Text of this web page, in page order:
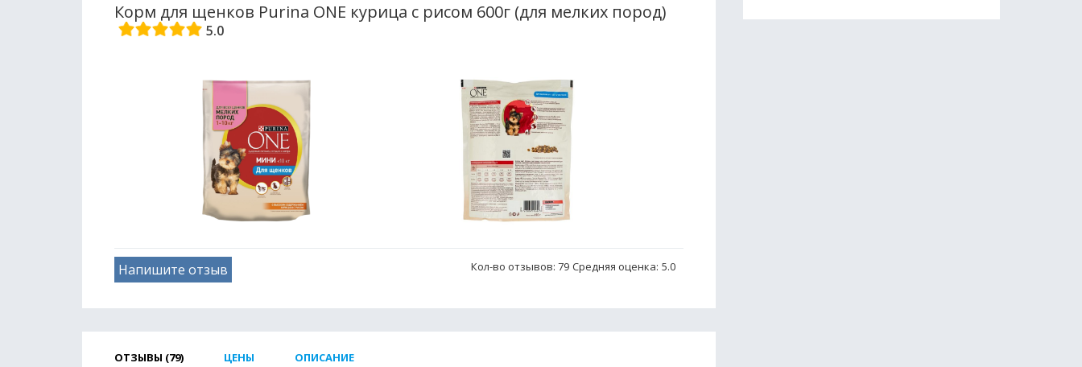
Корм для щенков Purina ONE курица с рисом 600г (для мелких пород)
5.0
Кол-во отзывов: 79 Средняя оценка: 5.0
Напишите отзыв
ОТЗЫВЫ (79) ЦЕНЫ ОПИСАНИЕ